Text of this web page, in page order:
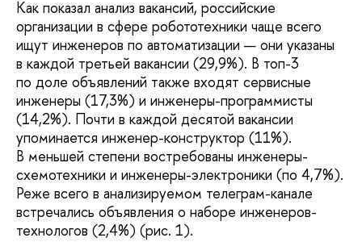
Как показал анализ вакансий, российские
организации в сфере робототехники чаще всего
ищут инженеров по автоматизации — они указаны
в каждой третьей вакансии (29,9%). В топ-3
по доле объявлений также входят сервисные
инженеры (17,3%) и инженеры-программисты
(14,2%). Почти в каждой десятой вакансии
упоминается инженер-конструктор (11%).
В меньшей степени востребованы инженеры-
схемотехники и инженеры-электроники (по 4,7%).
Реже всего в анализируемом телеграм-канале
встречались объявления о наборе инженеров-
технологов (2,4%) (рис. 1).